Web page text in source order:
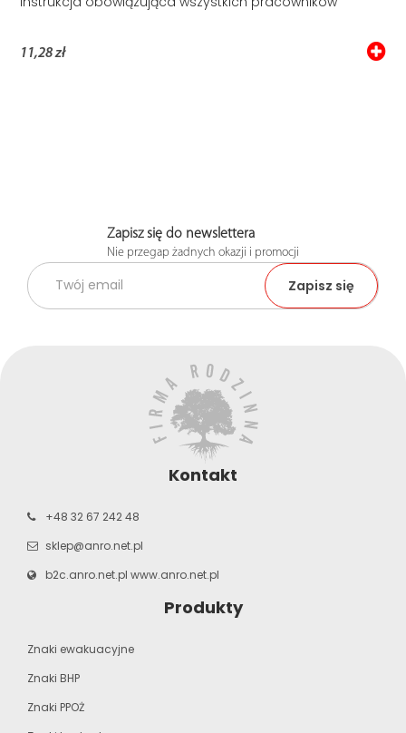
11,28 zł
Zapisz się do newslettera
Nie przegap żadnych okazji i promocji
Kontakt
+48 32 67 242 48
sklep@anro.net.pl
b2c.anro.net.pl www.anro.net.pl
Produkty
Znaki ewakuacyjne
Znaki BHP
Znaki PPOŻ